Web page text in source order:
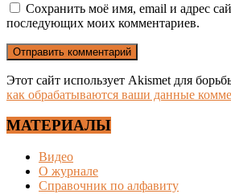
Сохранить моё имя, email и адрес
последующих моих комментариев.
Этот сайт использует Akismet для
как обрабатываются ваши данные
МАТЕРИАЛЫ
Видео
О журнале
Справочник по алфавиту